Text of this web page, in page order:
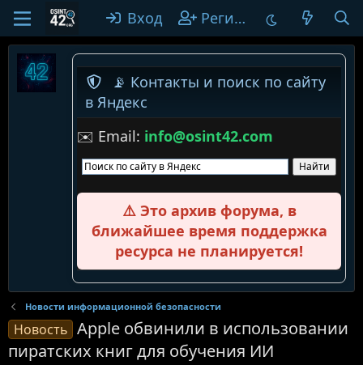
Вход Регистрация
📡 Контакты и поиск по сайту
в Яндекс
✉️ Email: info@osint42.com
⚠️ Это архив форума, в
ближайшее время поддержка
ресурса не планируется!
Новости информационной безопасности
Новость Apple обвинили в использовании
пиратских книг для обучения ИИ